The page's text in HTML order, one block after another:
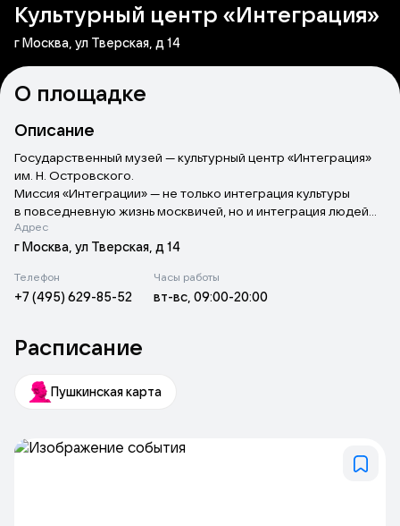
Культурный центр «Интеграция»
г Москва, ул Тверская, д 14
О площадке
Описание
Государственный музей — культурный центр «Интеграция»
им. Н. Островского.
Миссия «Интеграции» — не только интеграция культуры
в повседневную жизнь москвичей, но и интеграция людей
с ограниченными возможностями здоровья в общество.
Центр стал площадкой для инновационных решений
«Концерт в темноте», сувенир ручной работы
мурава», «Игры в темноте», а также бизнес-
Адрес
г Москва, ул Тверская, д 14
Телефон
+7 (495) 629-85-52
Часы работы
вт-вс, 09:00-20:00
Расписание
Пушкинская карта